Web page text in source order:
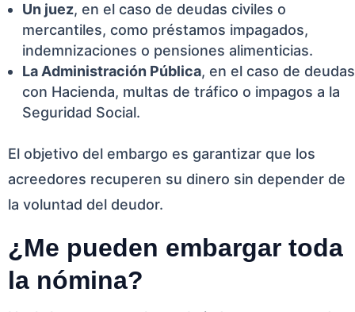
Un juez, en el caso de deudas civiles o
mercantiles, como préstamos impagados,
indemnizaciones o pensiones alimenticias.
La Administración Pública, en el caso de deudas
con Hacienda, multas de tráfico o impagos a la
Seguridad Social.
El objetivo del embargo es garantizar que los
acreedores recuperen su dinero sin depender de
la voluntad del deudor.
¿Me pueden embargar toda
la nómina?